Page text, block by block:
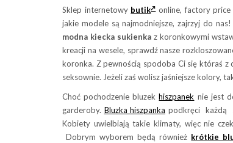
Sklep internetowy butik online, factory price
jakie modele są najmodniejsze, zajrzyj do
modna kiecka sukienka z koronkowymi
kreacji na wesele, sprawdź nasze
koronka. Z pewnością spodoba Ci się któraś z
seksownie. Jeżeli zaś wolisz jaśniejsze kolory,
Choć pochodzenie bluzekhiszpanek nie jest
garderoby. Bluzka hiszpanka podkręci każdą
Kobiety uwielbiają takie klimaty, więc nie
Dobrym wyborem będą również krótkie